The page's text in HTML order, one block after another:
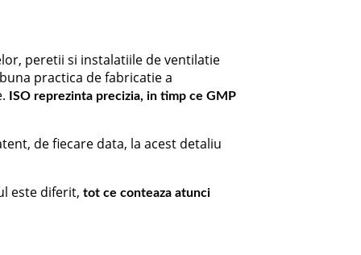
peretii si instalatiile de ventilatie
practica de fabricatie a
ISO reprezinta precizia, in timp ce GMP
de fiecare data, la acest detaliu
este diferit, tot ce conteaza atunci